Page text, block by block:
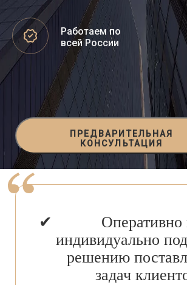
Работаем по
всей России
ПРЕДВАРИТЕЛЬНАЯ
КОНСУЛЬТАЦИЯ
Оперативно
индивидуально
решению
задач